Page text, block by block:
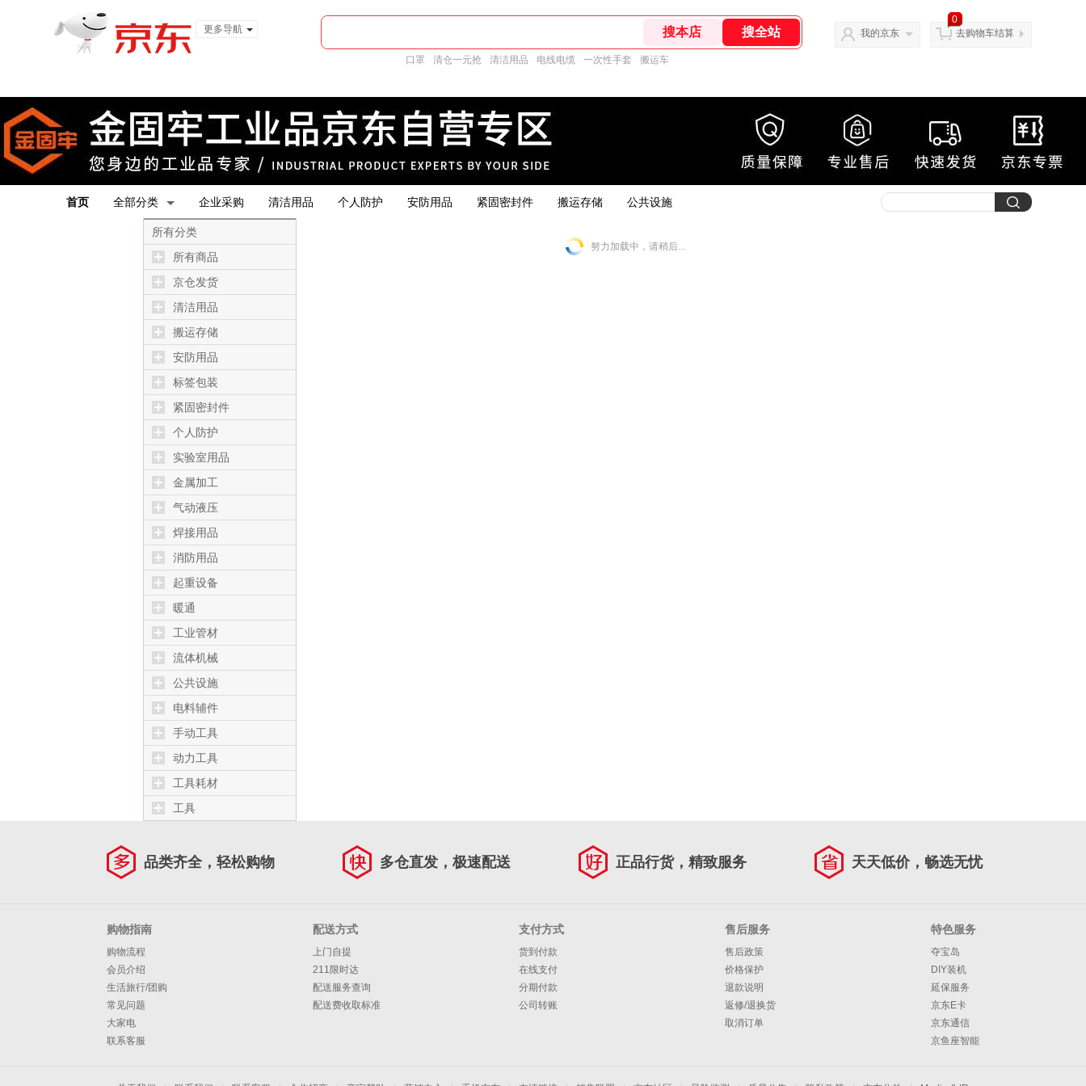
更多导航
口罩 清仓一元抢 清洁用品 电线电缆 一次性手套 搬运车
我的京东
0
去购物车结算
首页 全部分类 企业采购 清洁用品 个人防护 安防用品 紧固密封件 搬运存储 公共设施
所有分类
所有商品
京仓发货
清洁用品
搬运存储
安防用品
标签包装
紧固密封件
个人防护
实验室用品
金属加工
气动液压
焊接用品
消防用品
起重设备
暖通
工业管材
流体机械
公共设施
电料辅件
手动工具
动力工具
工具耗材
工具
努力加载中，请稍后...
品类齐全，轻松购物 多仓直发，极速配送 正品行货，精致服务 天天低价，畅选无忧
购物指南
购物流程
会员介绍
生活旅行/团购
常见问题
大家电
联系客服
配送方式
上门自提
211限时达
配送服务查询
配送费收取标准
支付方式
货到付款
在线支付
分期付款
公司转账
售后服务
售后政策
价格保护
退款说明
返修/退换货
取消订单
特色服务
夺宝岛
DIY装机
延保服务
京东E卡
京东通信
京鱼座智能